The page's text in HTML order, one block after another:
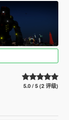
5.0 / 5 (2 评级)